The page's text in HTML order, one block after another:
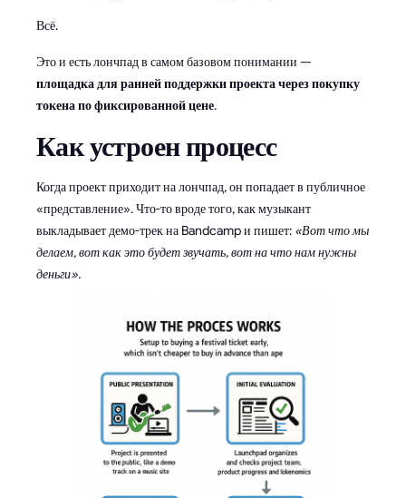
Всё.
Это и есть лончпад в самом базовом понимании —
площадка для ранней поддержки проекта через покупку
токена по фиксированной цене.
Как устроен процесс
Когда проект приходит на лончпад, он попадает в публичное
«представление». Что-то вроде того, как музыкант
выкладывает демо-трек на Bandcamp и пишет: «Вот что мы
делаем, вот как это будет звучать, вот на что нам нужны
деньги».